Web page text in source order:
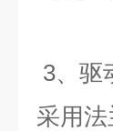
3、 驱
采用